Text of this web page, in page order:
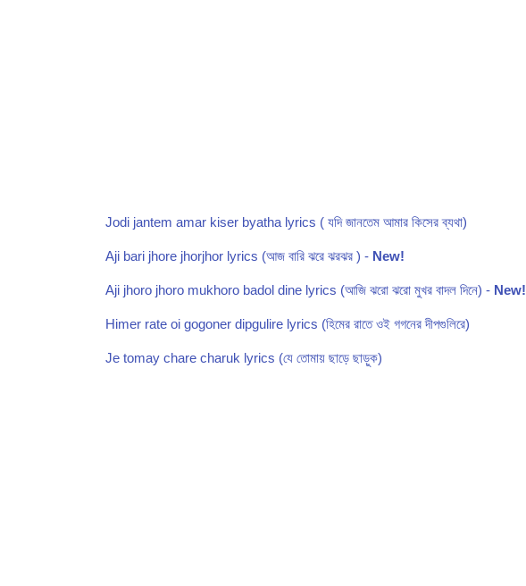
Jodi jantem amar kiser byatha lyrics ( যদি জানতেম আমার কিসের ব্যথা)
Aji bari jhore jhorjhor lyrics (আজ বারি ঝরে ঝরঝর ) - New!
Aji jhoro jhoro mukhoro badol dine lyrics (আজি ঝরো ঝরো মুখর বাদল দিনে) - New!
Himer rate oi gogoner dipgulire lyrics (হিমের রাতে ওই গগনের দীপগুলিরে)
Je tomay chare charuk lyrics (যে তোমায় ছাড়ে ছাড়ুক)